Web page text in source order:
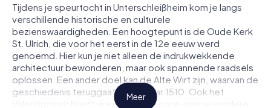
Tijdens je speurtocht in Unterschleißheim kom je langs
verschillende historische en culturele
bezienswaardigheden. Een hoogtepunt is de Oude Kerk
St. Ulrich, die voor het eerst in de 12e eeuw werd
genoemd. Hier kun je niet alleen de indrukwekkende
architectuur bewonderen, maar ook spannende raadsels
oplossen. Een ander doel kan de Alte Wirt zijn, waarvan de
geschiedenis teruggaat tot het jaar 1510. Ook het
Valentinspark biedt je een groene oase waar je verdere
Meer